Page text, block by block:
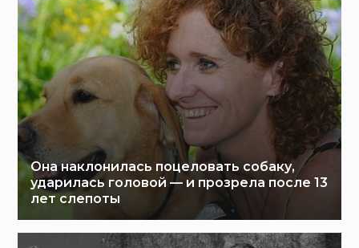
Она наклонилась поцеловать собаку,
ударилась головой — и прозрела после 13
лет слепоты